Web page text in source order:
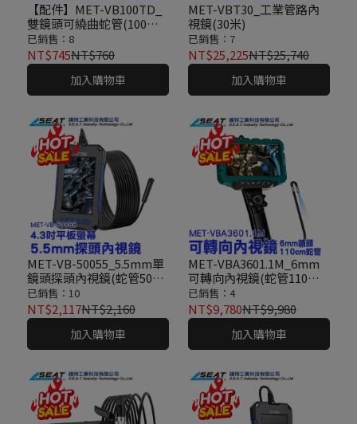
【配件】MET-VB100TD_
雙鏡頭可繞曲蛇管(100公
分)
已銷售：8
NT$745NT$760
加入購物車
MET-VBT30_工業管路內
視鏡(30米)
已銷售：7
NT$25,225NT$25,740
加入購物車
MET-VB-50055_5.5mm單
鏡頭探頭內視鏡(蛇管500
公分)
已銷售：10
NT$2,117NT$2,160
加入購物車
MET-VBA3601.1M_6mm
可轉向內視鏡(蛇管110公
分)
已銷售：4
NT$9,780NT$9,980
加入購物車